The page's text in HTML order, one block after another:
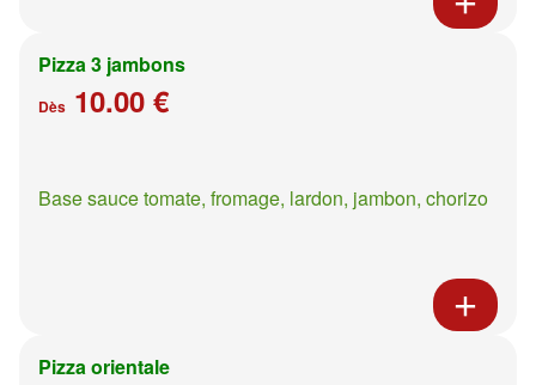
Pizza 3 jambons
Dès 10.00 €
Base sauce tomate, fromage, lardon, jambon, chorizo
Pizza orientale